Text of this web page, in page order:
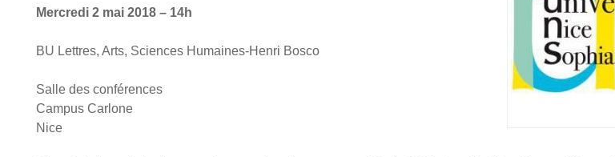
Mer­cre­di 2 mai 2018 – 14h
BU Lettres, Arts, Sciences Humaines-Hen­ri Bos­co
Salle des confé­rences
Cam­pus Car­lone
Nice